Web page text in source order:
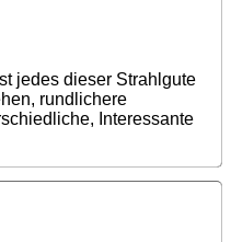
jedes dieser Strahlgute
rundlichere
Interessante